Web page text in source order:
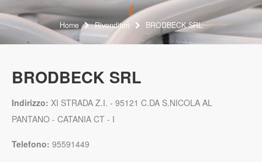
n
a
v
i
Home Rivenditori BRODBECK SRL
BRODBECK SRL
Indirizzo: XI STRADA Z.I. - 95121 C.DA S.NICOLA AL
PANTANO - CATANIA CT - I
Telefono: 95591449